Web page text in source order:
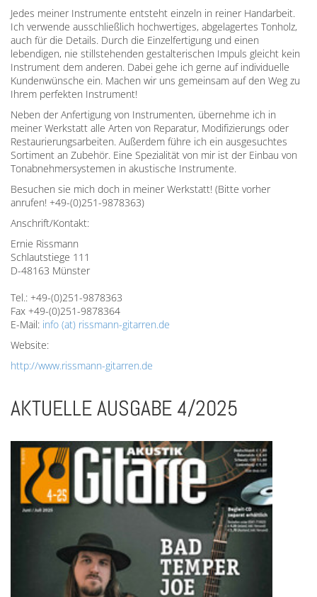
Jedes meiner Instrumente entsteht einzeln in reiner Handarbeit.
Ich verwende ausschließlich hochwertiges, abgelagertes Tonholz,
auch für die Details. Durch die Einzelfertigung und einen
lebendigen, nie stillstehenden gestalterischen Impuls gleicht kein
Instrument dem anderen. Dabei gehe ich gerne auf individuelle
Kundenwünsche ein. Machen wir uns gemeinsam auf den Weg zu
Ihrem perfekten Instrument!
Neben der Anfertigung von Instrumenten, übernehme ich in
meiner Werkstatt alle Arten von Reparatur, Modifizierungs oder
Restaurierungsarbeiten. Außerdem führe ich ein ausgesuchtes
Sortiment an Zubehör. Eine Spezialität von mir ist der Einbau von
Tonabnehmersystemen in akustische Instrumente.
Besuchen sie mich doch in meiner Werkstatt! (Bitte vorher
anrufen! +49-(0)251-9878363)
Anschrift/Kontakt:
Ernie Rissmann
Schlautstiege 111
D-48163 Münster
Tel.: +49-(0)251-9878363
Fax +49-(0)251-9878364
E-Mail: info (at) rissmann-gitarren.de
Website:
http://www.rissmann-gitarren.de
AKTUELLE AUSGABE 4/2025